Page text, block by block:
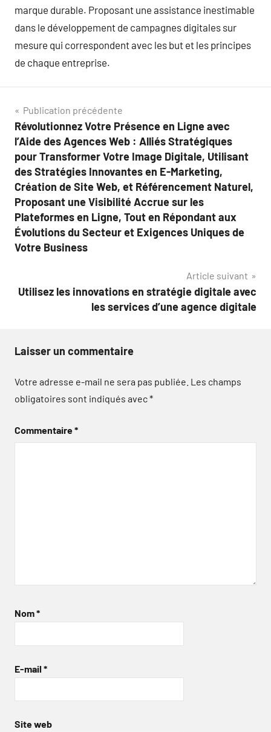
marque durable. Proposant une assistance inestimable
dans le développement de campagnes digitales sur
mesure qui correspondent avec les but et les principes
de chaque entreprise.
Navigation
de
l’article
Publication précédente
Révolutionnez Votre Présence en Ligne avec
l’Aide des Agences Web : Alliés Stratégiques
pour Transformer Votre Image Digitale, Utilisant
des Stratégies Innovantes en E-Marketing,
Création de Site Web, et Référencement Naturel,
Proposant une Visibilité Accrue sur les
Plateformes en Ligne, Tout en Répondant aux
Évolutions du Secteur et Exigences Uniques de
Votre Business
Article suivant
Utilisez les innovations en stratégie digitale avec
les services d’une agence digitale
Laisser un commentaire
Votre adresse e-mail ne sera pas publiée. Les champs
obligatoires sont indiqués avec*
Commentaire*
Nom*
E-mail *
Site web